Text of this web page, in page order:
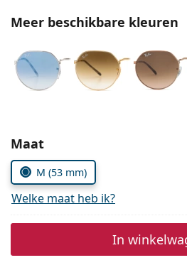
Alle merken
Meer beschikbare kleuren
Kies parameters:
Maat
M (53 mm)
Welke maat heb ik?
In